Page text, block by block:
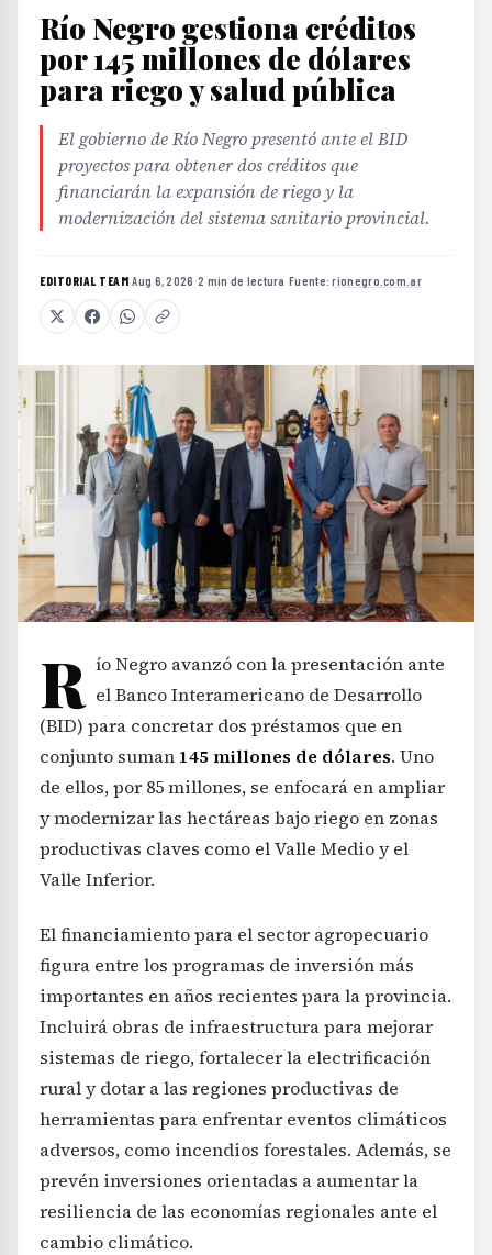
Río Negro gestiona créditos
por 145 millones de dólares
para riego y salud pública
El gobierno de Río Negro presentó ante el BID
proyectos para obtener dos créditos que
financiarán la expansión de riego y la
modernización del sistema sanitario provincial.
EDITORIAL TEAM·Aug 6, 2026 ·2 min de lectura ·Fuente:rionegro.com.ar
R ío Negro avanzó con la presentación ante
el Banco Interamericano de Desarrollo
(BID) para concretar dos préstamos que en
conjunto suman 145 millones de dólares. Uno
de ellos, por 85 millones, se enfocará en ampliar
y modernizar las hectáreas bajo riego en zonas
productivas claves como el Valle Medio y el
Valle Inferior.
El financiamiento para el sector agropecuario
figura entre los programas de inversión más
importantes en años recientes para la provincia.
Incluirá obras de infraestructura para mejorar
sistemas de riego, fortalecer la electrificación
rural y dotar a las regiones productivas de
herramientas para enfrentar eventos climáticos
adversos, como incendios forestales. Además, se
prevén inversiones orientadas a aumentar la
resiliencia de las economías regionales ante el
cambio climático.